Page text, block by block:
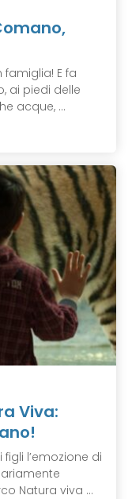
E fa
ai piedi delle
acque, ...
Viva:
l’emozione di
Natura viva ...